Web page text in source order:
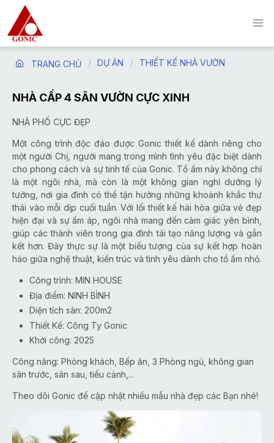
TRANG CHỦ DỰ ÁN THIẾT KẾ NHÀ VƯỜN
NHÀ CẤP 4 SÂN VƯỜN CỰC XINH
NHÀ PHỐ CỰC ĐẸP
Một công trình độc đáo được Gonic thiết kế dành riêng cho
một người Chị, người mang trong mình tình yêu đặc biệt dành
cho phong cách và sự tinh tế của Gonic. Tổ ấm này không chỉ
là một ngôi nhà, mà còn là một không gian nghỉ dưỡng lý
tưởng, nơi gia đình có thể tận hưởng những khoảnh khắc thư
thái vào mỗi dịp cuối tuần. Với lối thiết kế hài hòa giữa vẻ đẹp
hiện đại và sự ấm áp, ngôi nhà mang đến cảm giác yên bình,
giúp các thành viên trong gia đình tái tạo năng lượng và gắn
kết hơn. Đây thực sự là một biểu tượng của sự kết hợp hoàn
hảo giữa nghệ thuật, kiến trúc và tình yêu dành cho tổ ấm nhỏ.
Công trình: MIN HOUSE
Địa điểm: NINH BÌNH
Diện tích sàn: 200m2
Thiết Kế: Công Ty Gonic
Khởi công: 2025
Công năng: Phòng khách, Bếp ăn, 3 Phòng ngủ, không gian
sân trước, sân sau, tiểu cảnh,...
Theo dõi Gonic để cập nhật nhiều mẫu nhà đẹp các Bạn nhé!